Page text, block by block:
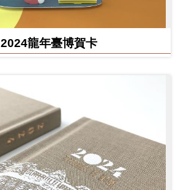
2024龍年臺博賀卡